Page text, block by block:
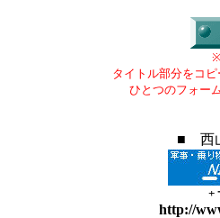
タイトル部分をコ
ひとつのフォー
■ 西
+
http://